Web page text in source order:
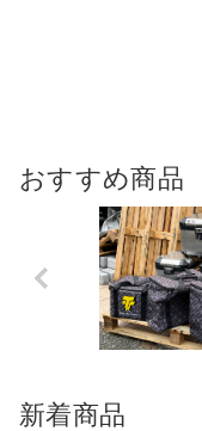
おすすめ商品
Previo
us
新着商品